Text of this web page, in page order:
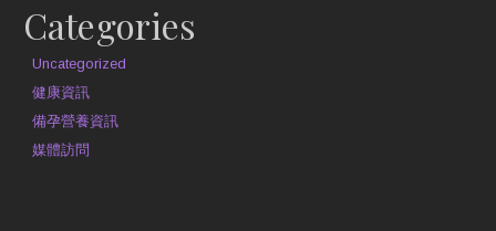
Categories
Uncategorized
健康資訊
備孕營養資訊
媒體訪問